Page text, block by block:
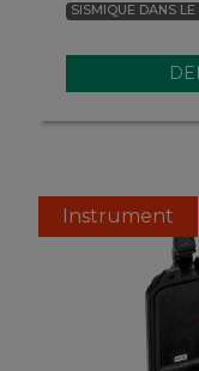
SISMIQUE DANS LE
Instrument